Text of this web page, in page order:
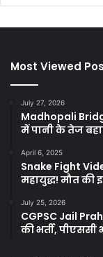
Most Viewed
July 27, 2026
Madhopali
में पानी के तेज
April 6, 2025
Snake Fight
महायुद्ध! मौत की
July 25, 2026
CGPSC Jail
की भर्ती,